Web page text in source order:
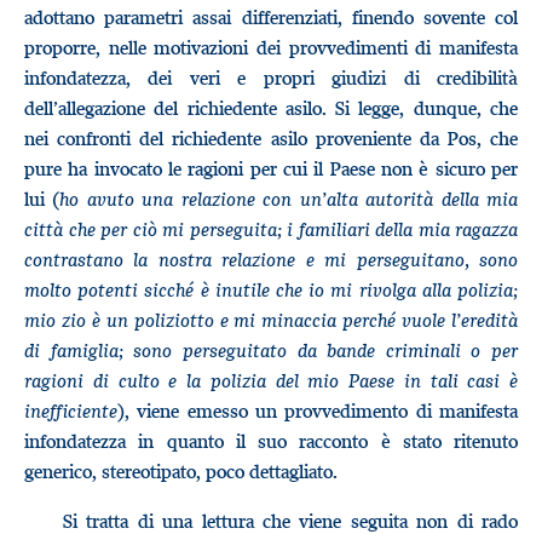
adottano parametri assai differenziati, finendo sovente col
proporre, nelle motivazioni dei provvedimenti di manifesta
infondatezza, dei veri e propri giudizi di credibilità
dell’allegazione del richiedente asilo. Si legge, dunque, che
nei confronti del richiedente asilo proveniente da Pos, che
pure ha invocato le ragioni per cui il Paese non è sicuro per
lui (ho avuto una relazione con un’alta autorità della mia
città che per ciò mi perseguita; i familiari della mia ragazza
contrastano la nostra relazione e mi perseguitano, sono
molto potenti sicché è inutile che io mi rivolga alla polizia;
mio zio è un poliziotto e mi minaccia perché vuole l’eredità
di famiglia; sono perseguitato da bande criminali o per
ragioni di culto e la polizia del mio Paese in tali casi è
inefficiente), viene emesso un provvedimento di manifesta
infondatezza in quanto il suo racconto è stato ritenuto
generico, stereotipato, poco dettagliato.
Si tratta di una lettura che viene seguita non di rado